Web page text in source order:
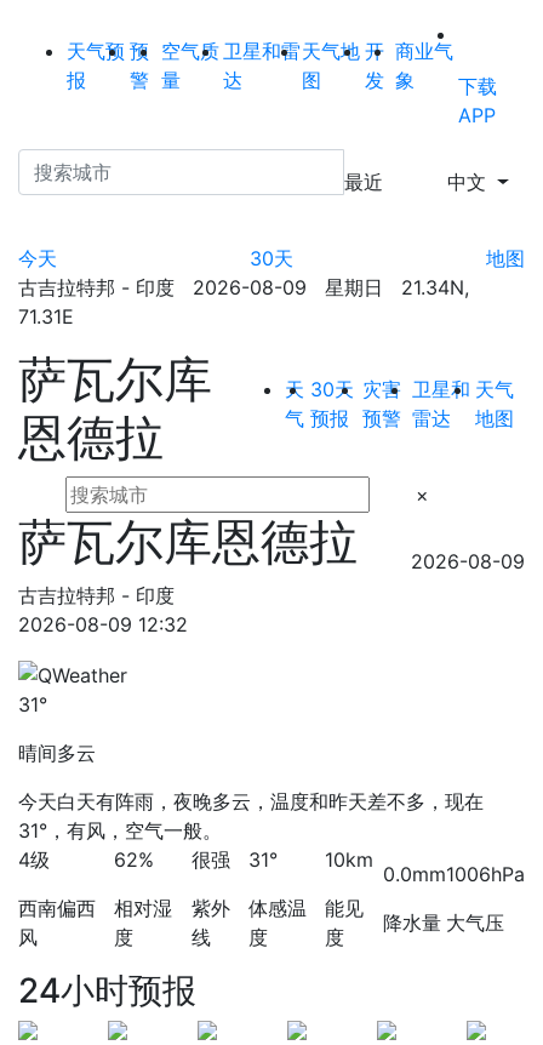
天气预
报
预
警
空气质
量
卫星和雷
达
天气地
图
开
发
商业气
象
下载
APP
最近 中文
今天 30天
地图
古吉拉特邦 - 印度 2026-08-09 星期日 21.34N,
71.31E
萨瓦尔库
恩德拉
天
气
30天
预报
灾害
预警
卫星和
雷达
天气
地图
×
萨瓦尔库恩德拉
古吉拉特邦 - 印度
2026-08-09
2026-08-09 12:32
31°
晴间多云
今天白天有阵雨，夜晚多云，温度和昨天差不多，现在
31°，有风，空气一般。
4级
西南偏西
风
62%
相对湿
度
很强
紫外
线
31°
体感温
度
10km
能见
度
0.0mm
降水量
1006hPa
大气压
24小时预报